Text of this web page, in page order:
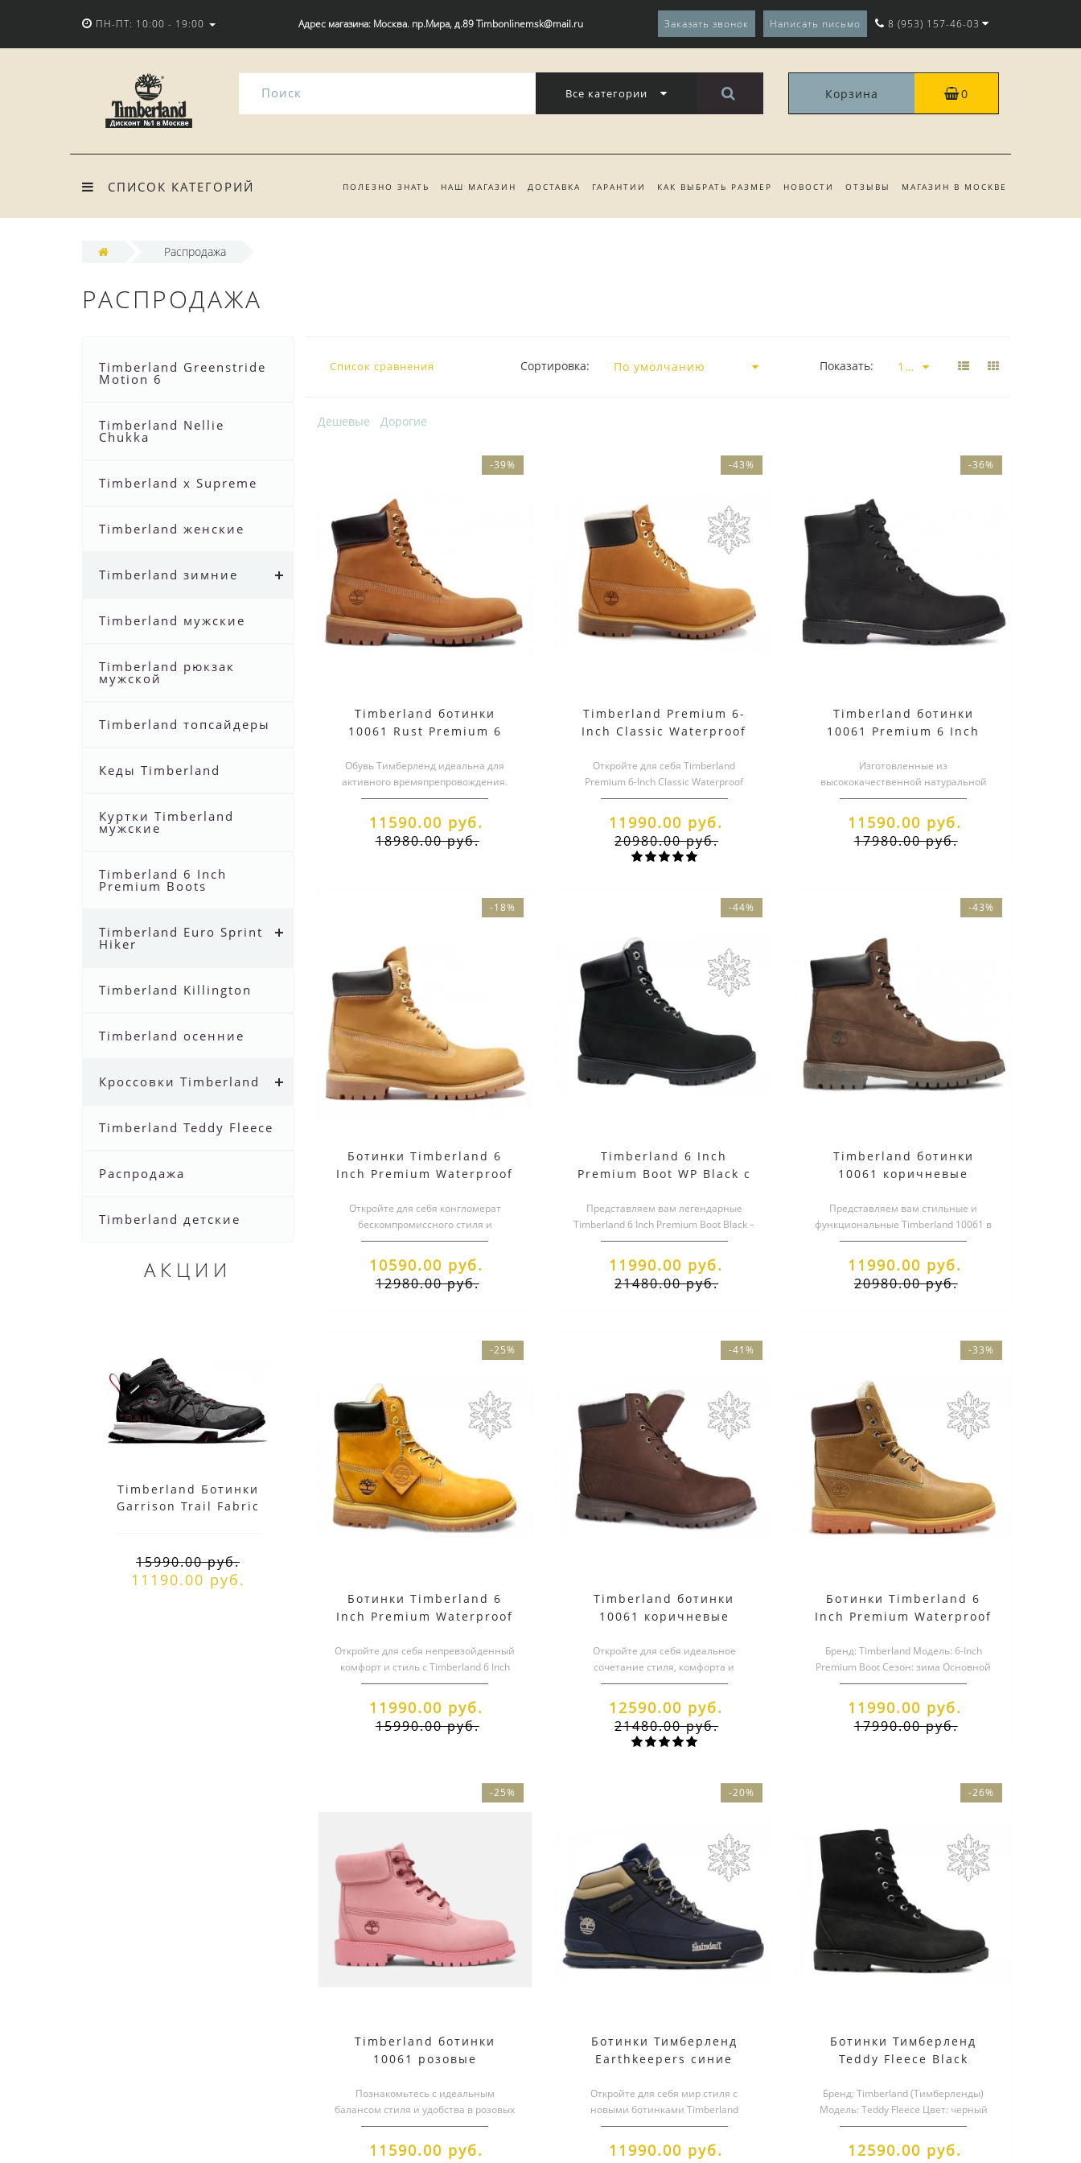
ПН-ПТ: 10:00 - 19:00 Адрес магазина: Москва. пр.Мира, д.89 Timbonlinemsk@mail.ru Заказать звонок Написать письмо 8 (953) 157-46-03
Все категории Корзина 0
СПИСОК КАТЕГОРИЙ ПОЛЕЗНО ЗНАТЬ НАШ МАГАЗИН ДОСТАВКА ГАРАНТИИ КАК ВЫБРАТЬ РАЗМЕР НОВОСТИ ОТЗЫВЫ МАГАЗИН В МОСКВЕ
Распродажа
РАСПРОДАЖА
Timberland Greenstride
Motion 6
Timberland Nellie
Chukka
Timberland x Supreme
Timberland женские
Timberland зимние
Timberland мужские
Timberland рюкзак
мужской
Timberland топсайдеры
Кеды Timberland
Куртки Timberland
мужские
Timberland 6 Inch
Premium Boots
Timberland Euro Sprint
Hiker
Timberland Killington
Timberland осенние
Кроссовки Timberland
Timberland Teddy Fleece
Распродажа
Timberland детские
АКЦИИ
Timberland Ботинки
Garrison Trail Fabric
15990.00 руб.
11190.00 руб.
Timberland Ботинки Solar
Wave Mid коричневые
Timberland Ботинки Solar
Wave Mid черные
Timberland Ботинки на
шнуровке мульти
Список сравнения Сортировка: Показать:
Дешевые Дорогие
-39%
Timberland ботинки
10061 Rust Premium 6
демисезонные
Обувь Тимберленд идеальна для
активного времяпрепровождения.
Ботинки от этого бренда отличаются
высо..
11590.00 руб.
18980.00 руб.
-43%
Timberland Premium 6-
Inch Classic Waterproof
Откройте для себя Timberland
Premium 6-Inch Classic Waterproof
Winter Boot с мехом! Эти стильные и
т..
11990.00 руб.
20980.00 руб.
-36%
Timberland ботинки
10061 Premium 6 Inch
демисезонные
Изготовленные из
высококачественной натуральной
кожи, ботинки Timberland
обеспечивают исключительную..
11590.00 руб.
17980.00 руб.
-18%
Ботинки Timberland 6
Inch Premium Waterproof
Откройте для себя конгломерат
бескомпромиссного стиля и
непревзойденного комфорта с
легендарными жел..
10590.00 руб.
12980.00 руб.
-44%
Timberland 6 Inch
Premium Boot WP Black с
Представляем вам легендарные
Timberland 6 Inch Premium Boot Black –
воплощение стиля, комфорта..
11990.00 руб.
21480.00 руб.
-43%
Timberland ботинки
10061 коричневые
Представляем вам стильные и
функциональные Timberland 10061 в
темно-коричневом цвете с
элегантным че..
11990.00 руб.
20980.00 руб.
-25%
Ботинки Timberland 6
Inch Premium Waterproof
Откройте для себя непревзойденный
комфорт и стиль с Timberland 6 Inch
Rust! Эти рыжие зимние ботинки..
11990.00 руб.
15990.00 руб.
-41%
Timberland ботинки
10061 коричневые
Откройте для себя идеальное
сочетание стиля, комфорта и
надежности с ботинками Timberland
10061! Эти..
12590.00 руб.
21480.00 руб.
-33%
Ботинки Timberland 6
Inch Premium Waterproof
Бренд: Timberland Модель: 6-Inch
Premium Boot Сезон: зима Основной
цвет:&nbs..
11990.00 руб.
17990.00 руб.
-25%
Timberland ботинки
10061 розовые
(36-41)
Познакомьтесь с идеальным
балансом стиля и удобства в розовых
демисезонных ботинках Timberland
10061..
11590.00 руб.
-20%
Ботинки Тимберленд
Earthkeepers синие
Откройте для себя мир стиля с
новыми ботинками Timberland
Earthkeepers! Это зимние ботинки в
синем ц..
11990.00 руб.
-26%
Ботинки Тимберленд
Teddy Fleece Black
Бренд: Timberland (Тимберленды)
Модель: Teddy Fleece Цвет: черный
Доступные размеры: женски..
12590.00 руб.